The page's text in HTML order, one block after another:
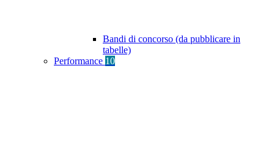
Bandi di concorso (da pubblicare in
tabelle)
Performance 10